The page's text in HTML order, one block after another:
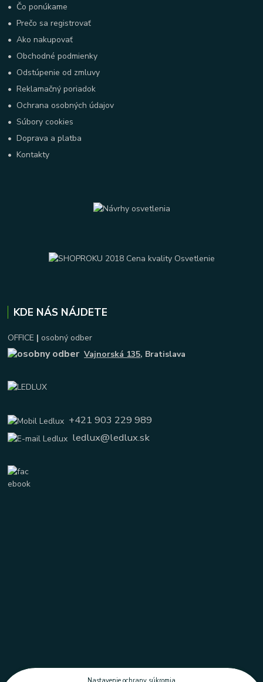
• Čo ponúkame
•Prečo sa registrovať
•Ako nakupovať
• Obchodné podmienky
• Odstúpenie od zmluvy
•Reklamačný poriadok
• Ochrana osobných údajov
•Súbory cookies
•Doprava a platba
•Kontakty
KDE NÁS NÁJDETE
OFFICE | osobný odber
Vajnorská 135, Bratislava
+421 903 229 989
ledlux@ledlux.sk
Nastavenie ochrany súkromia